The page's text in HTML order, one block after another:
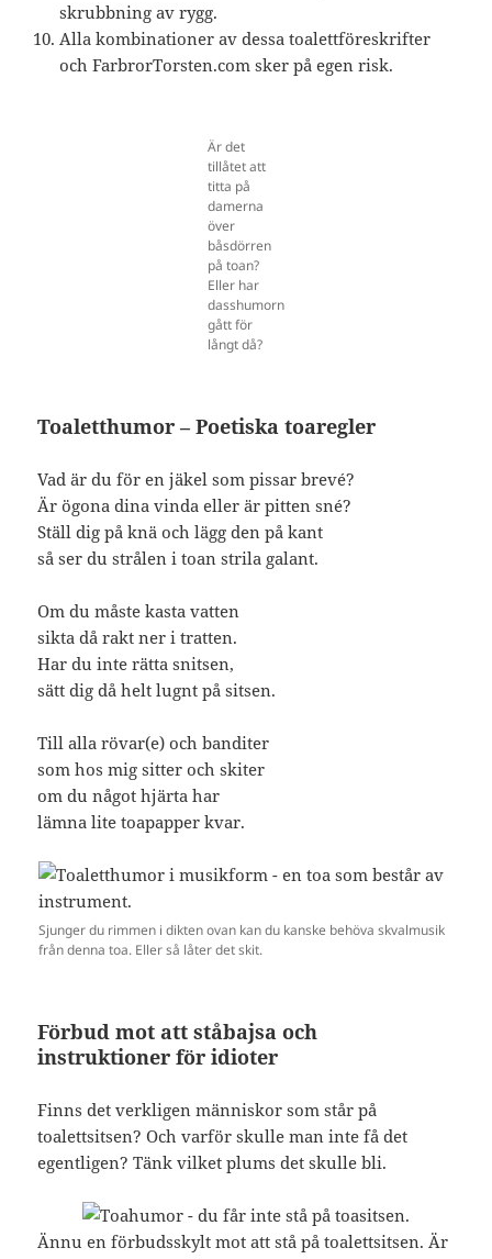
skrubbning av rygg.
Alla kombinationer av dessa toalettföreskrifter
och FarbrorTorsten.com sker på egen risk.
Är det
tillåtet att
titta på
damerna
över
båsdörren
på toan?
Eller har
dasshumorn
gått för
långt då?
Toaletthumor – Poetiska toaregler
Vad är du för en jäkel som pissar brevé?
Är ögona dina vinda eller är pitten sné?
Ställ dig på knä och lägg den på kant
så ser du strålen i toan strila galant.
Om du måste kasta vatten
sikta då rakt ner i tratten.
Har du inte rätta snitsen,
sätt dig då helt lugnt på sitsen.
Till alla rövar(e) och banditer
som hos mig sitter och skiter
om du något hjärta har
lämna lite toapapper kvar.
Sjunger du rimmen i dikten ovan kan du kanske behöva skvalmusik
från denna toa. Eller så låter det skit.
Förbud mot att ståbajsa och
instruktioner för idioter
Finns det verkligen människor som står på
toalettsitsen? Och varför skulle man inte få det
egentligen? Tänk vilket plums det skulle bli.
Ännu en förbudsskylt mot att stå på toalettsitsen. Är